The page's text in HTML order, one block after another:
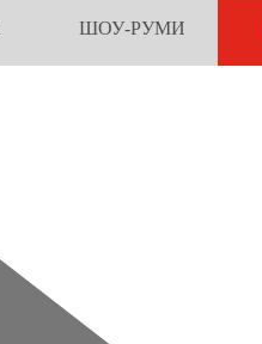
ШОУ-РУМИ